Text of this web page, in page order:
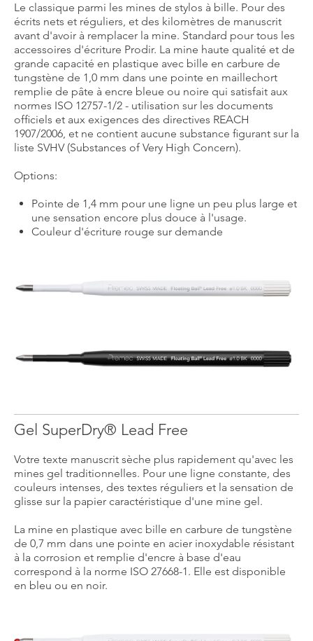
Le classique parmi les mines de stylos à bille. Pour des
écrits nets et réguliers, et des kilomètres de manuscrit
avant d'avoir à remplacer la mine. Standard pour tous les
accessoires d'écriture Prodir. La mine haute qualité et de
grande capacité en plastique avec bille en carbure de
tungstène de 1,0 mm dans une pointe en maillechort
remplie de pâte à encre bleue ou noire qui satisfait aux
normes ISO 12757-1/2 - utilisation sur les documents
officiels et aux exigences des directives REACH
1907/2006, et ne contient aucune substance figurant sur la
liste SVHV (Substances of Very High Concern).
Options:
Pointe de 1,4 mm pour une ligne un peu plus large et
une sensation encore plus douce à l'usage.
Couleur d'écriture rouge sur demande
Gel SuperDry® Lead Free
Votre texte manuscrit sèche plus rapidement qu'avec les
mines gel traditionnelles. Pour une ligne constante, des
couleurs intenses, des textes réguliers et la sensation de
glisse sur la papier caractéristique d'une mine gel.
La mine en plastique avec bille en carbure de tungstène
de 0,7 mm dans une pointe en acier inoxydable résistant
à la corrosion et remplie d'encre à base d'eau
correspond à la norme ISO 27668-1. Elle est disponible
en bleu ou en noir.